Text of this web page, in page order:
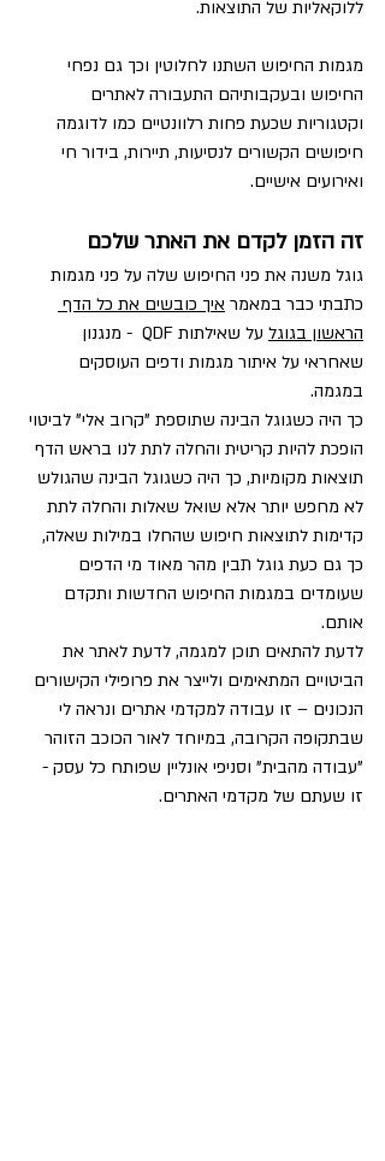
ללוקאליות של התוצאות.
מגמות החיפוש השתנו לחלוטין וכך גם נפחי
החיפוש ובעקבותיהם התעבורה לאתרים
וקטגוריות שכעת פחות רלוונטיים כמו לדוגמה
חיפושים הקשורים לנסיעות, תיירות, בידור חי
ואירועים אישיים.
זה הזמן לקדם את האתר שלכם
גוגל משנה את פני החיפוש שלה על פני מגמות
כתבתי כבר במאמר איך כובשים את כל הדף
הראשון בגוגל
על שאילתות QDF  - מנגנון
שאחראי על איתור מגמות ודפים העוסקים
במגמה.
כך היה כשגוגל הבינה שתוספת "קרוב אלי" לביטוי
הופכת להיות קריטית והחלה לתת לנו בראש הדף
תוצאות מקומיות, כך היה כשגוגל הבינה שהגולש
לא מחפש יותר אלא שואל שאלות והחלה לתת
קדימות לתוצאות חיפוש שהחלו במילות שאלה,
כך גם כעת גוגל תבין מהר מאוד מי הדפים
שעומדים במגמות החיפוש החדשות ותקדם
אותם.
לדעת להתאים תוכן למגמה, לדעת לאתר את
הביטויים המתאימים ולייצר את פרופילי הקישורים
הנכונים – זו עבודה למקדמי אתרים ונראה לי
שבתקופה הקרובה, במיוחד לאור הכוכב הזוהר
"עבודה מהבית" וסניפי אונליין שפותח כל עסק -
זו שעתם של מקדמי האתרים.